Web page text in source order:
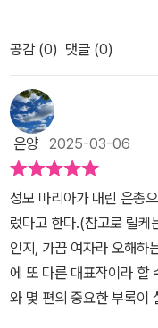
준다. 탄생 150주년을 맞
며 리뷰를 줄인다.
놀라는 독자들이 부러울
맛보기 위해 한번 더 천천
학전집 #두이노비가 #릴
파블로네루다추천 #오르
케가 문학적으로 그 이름
제목을 붙였다는 것입니다
니다.🎯 『두이노의 비가』의 주요 내용 이 시집은 총 10편의 비가(哀
歌)로 구성되어 있으며, 인
제로 합니다. 🌍 『두이노의 비가』의 문학적 의미 릴케의 작품은 단순
한 시집이 아니라 철학적
비가』는 마르틴 하이데
가와 예술가에게 깊은 영향을 미쳤습니다
본질’을 탐구하며 릴케의
에서도 릴케와 유사한 형이
페우스에게 바치는 소네트 『두이노의 비가』*를 완성한 직후 릴케는
다.(완독 전이지만) 말테
야…!) 두이노의 비가는 확
읽으면서도 좋다 라는 생
설을 읽거나, 해설은 아예
다. 두이노의 비가는 모두
한 표현 방식과 주제가 방
가 무엇인지는 알 수 있다.
난 좀 좋았다. 본질을 파
고독, 예술, 내면의 변화를
이 느껴지는 글들…리뷰를
는데 주석을 차라리 보지
이 들었다. 올해는 이 작
공감 (0) 댓글 (0)
은양 2025-03-06
성모 마리아가 내린 은총
렀다고 한다.(참고로 릴케
인지, 가끔 여자라 오해하
에 또 다른 대표작이라 할
와 몇 편의 중요한 부록이